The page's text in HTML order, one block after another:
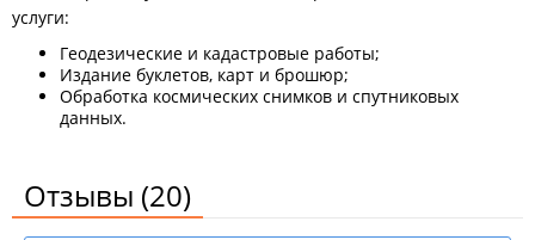
услуги:
Геодезические и кадастровые работы;
Издание буклетов, карт и брошюр;
Обработка космических снимков и спутниковых
данных.
Отзывы (20)